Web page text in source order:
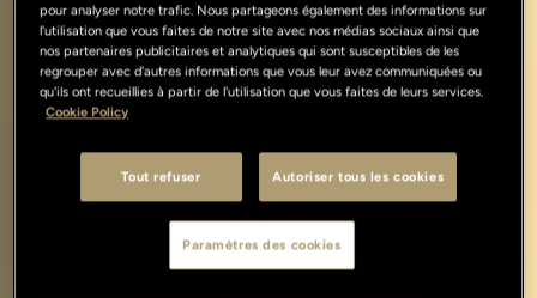
pour analyser notre trafic. Nous partageons également des informations sur
l'utilisation que vous faites de notre site avec nos médias sociaux ainsi que
nos partenaires publicitaires et analytiques qui sont susceptibles de les
regrouper avec d'autres informations que vous leur avez communiquées ou
qu'ils ont recueillies à partir de l'utilisation que vous faites de leurs services.
Cookie Policy
Tout refuser Autoriser tous les cookies
Paramètres des cookies